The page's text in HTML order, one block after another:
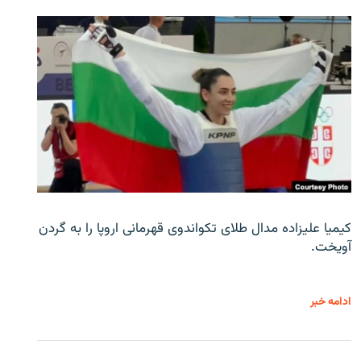
کیمیا علیزاده مدال طلای تکواندوی قهرمانی اروپا را به گردن
آویخت.
ادامه خبر